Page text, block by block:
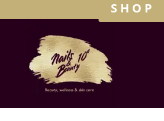
SHOP